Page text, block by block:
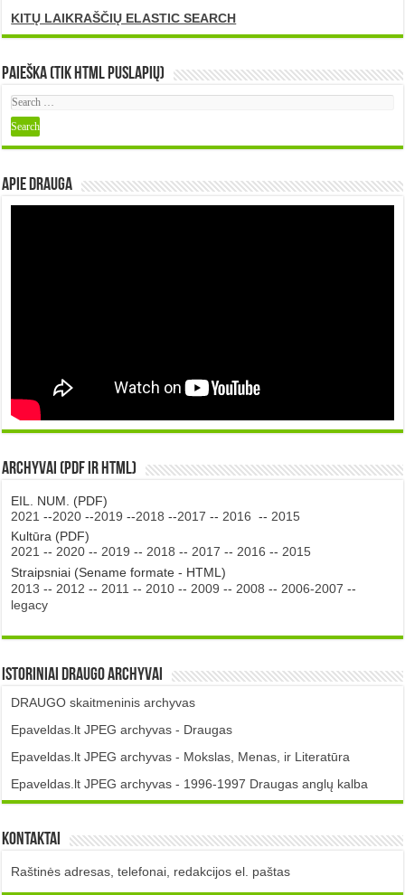
KITŲ LAIKRAŠČIŲ ELASTIC SEARCH
Paieška (tik HTML puslapių)
Apie DRAUGA
Archyvai (PDF ir HTML)
EIL. NUM. (PDF)
2021 --2020 --2019 --2018 --2017 --2016 --2015
Kultūra (PDF)
2021 --2020 --2019 --2018 --2017 --2016 --2015
Straipsniai (Sename formate - HTML)
2013 --2012 --2011 --2010 --2009 --2008 --2006-2007 --
legacy
Istoriniai DRAUGO Archyvai
DRAUGO skaitmeninis archyvas
Epaveldas.lt JPEG archyvas - Draugas
Epaveldas.lt JPEG archyvas - Mokslas, Menas, ir Literatūra
Epaveldas.lt JPEG archyvas - 1996-1997 Draugas anglų kalba
Kontaktai
Raštinės adresas, telefonai, redakcijos el. paštas